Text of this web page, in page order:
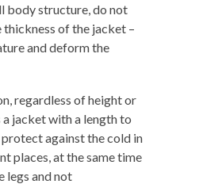
body structure, do not
of the jacket –
and deform the
regardless of height or
jacket with a length to
against the cold in
places, at the same time
legs and not